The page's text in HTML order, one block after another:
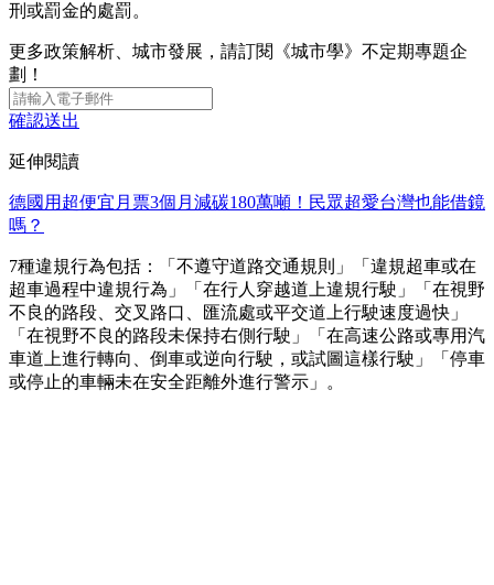
刑或罰金的處罰。
更多政策解析、城市發展，請訂閱《城市學》不定期專題企
劃！
確認送出
延伸閱讀
德國用超便宜月票3個月減碳180萬噸！民眾超愛台灣也能借鏡
嗎？
7種違規行為包括：「不遵守道路交通規則」「違規超車或在
超車過程中違規行為」「在行人穿越道上違規行駛」「在視野
不良的路段、交叉路口、匯流處或平交道上行駛速度過快」
「在視野不良的路段未保持右側行駛」「在高速公路或專用汽
車道上進行轉向、倒車或逆向行駛，或試圖這樣行駛」「停車
或停止的車輛未在安全距離外進行警示」。